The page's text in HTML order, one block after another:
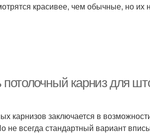
красивее, чем обычные, но
потолочный карниз для
карнизов заключается в
не всегда стандартный вариант